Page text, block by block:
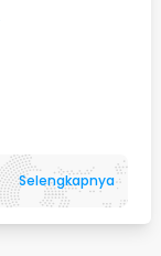
Selengkapnya